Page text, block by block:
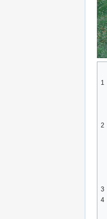
1
2
3
4